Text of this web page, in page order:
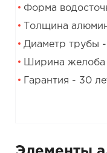
Форма
Толщина
Диаметр трубы
Ширина желоба
Гарантия - 30